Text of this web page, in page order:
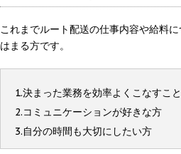
これまでルート配送の仕事内容や給料
はまる方です。
1.決まった業務を効率よくこなすこ
2.コミュニケーションが好きな方
3.自分の時間も大切にしたい方